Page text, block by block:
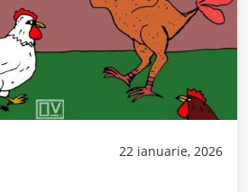
22 ianuarie, 2026